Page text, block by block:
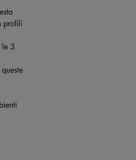
profili
le 3